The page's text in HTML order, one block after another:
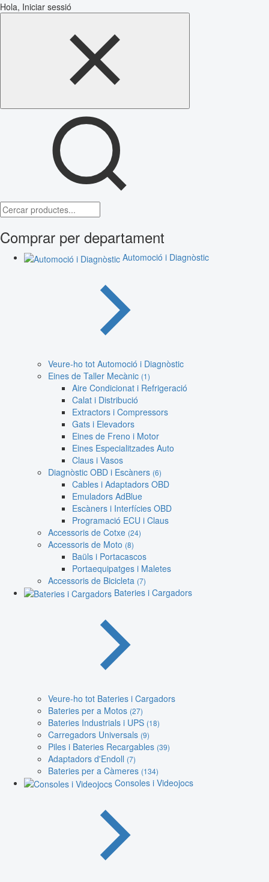
Hola, Iniciar sessió
Comprar per departament
Automoció i Diagnòstic
Veure-ho tot Automoció i Diagnòstic
Eines de Taller Mecànic (1)
Aire Condicionat i Refrigeració
Calat i Distribució
Extractors i Compressors
Gats i Elevadors
Eines de Freno i Motor
Eines Especialitzades Auto
Claus i Vasos
Diagnòstic OBD i Escàners (6)
Cables i Adaptadors OBD
Emuladors AdBlue
Escàners i Interfícies OBD
Programació ECU i Claus
Accessoris de Cotxe (24)
Accessoris de Moto (8)
Baüls i Portacascos
Portaequipatges i Maletes
Accessoris de Bicicleta (7)
Bateries i Cargadors
Veure-ho tot Bateries i Cargadors
Bateries per a Motos (27)
Bateries Industrials i UPS (18)
Carregadors Universals (9)
Piles i Bateries Recargables (39)
Adaptadors d'Endoll (7)
Bateries per a Càmeres (134)
Consoles i Videojocs